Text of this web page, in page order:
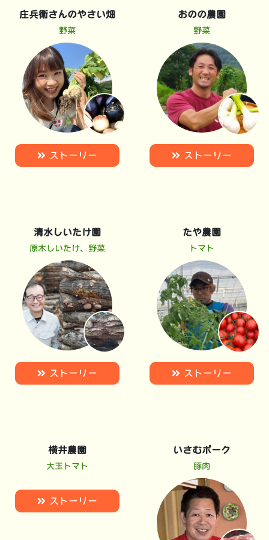
庄兵衛さんのやさい畑
野菜
ストーリー
おのの農園
野菜
ストーリー
清水しいたけ園
原木しいたけ、野菜
ストーリー
たや農園
トマト
ストーリー
横井農園
大玉トマト
ストーリー
いさむポーク
豚肉